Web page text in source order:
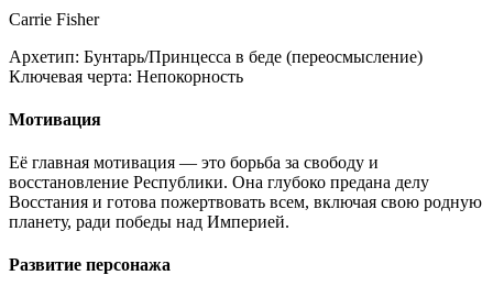
Carrie Fisher
Архетип: Бунтарь/Принцесса в беде (переосмысление)
Ключевая черта: Непокорность
Мотивация
Её главная мотивация — это борьба за свободу и
восстановление Республики. Она глубоко предана делу
Восстания и готова пожертвовать всем, включая свою родную
планету, ради победы над Империей.
Развитие персонажа